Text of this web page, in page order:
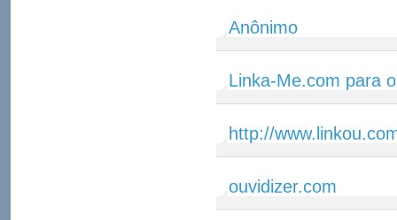
Anônimo
Linka-Me.com para
http://
ouvidizer.com